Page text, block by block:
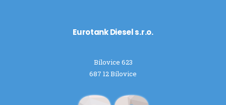
Eurotank Diesel s.r.o.
Bílovice 623
687 12 Bílovice